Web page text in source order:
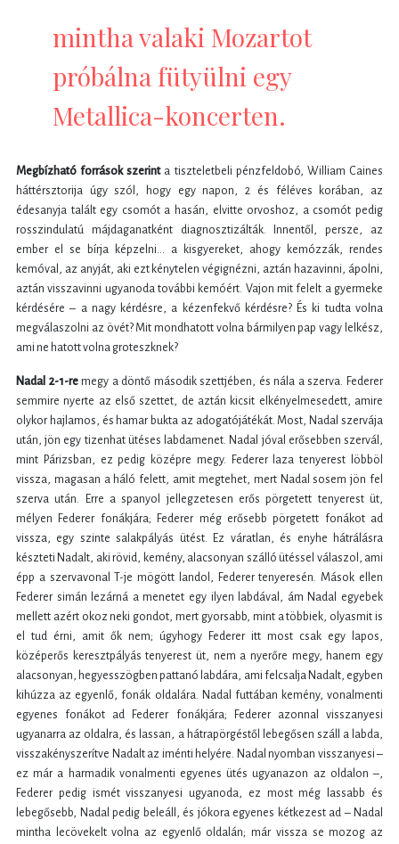
mintha valaki Mozartot
próbálna fütyülni egy
Metallica-koncerten.
Megbízható források szerint a tiszteletbeli pénzfeldobó, William Caines
háttérsztorija úgy szól, hogy egy napon, 2 és féléves korában, az
édesanyja talált egy csomót a hasán, elvitte orvoshoz, a csomót pedig
rosszindulatú májdaganatként diagnosztizálták. Innentől, persze, az
ember el se bírja képzelni… a kisgyereket, ahogy kemózzák, rendes
kemóval, az anyját, aki ezt kénytelen végignézni, aztán hazavinni, ápolni,
aztán visszavinni ugyanoda további kemóért. Vajon mit felelt a gyermeke
kérdésére – a nagy kérdésre, a kézenfekvő kérdésre? És ki tudta volna
megválaszolni az övét? Mit mondhatott volna bármilyen pap vagy lelkész,
ami ne hatott volna groteszknek?
Nadal 2-1-remegy a döntő második szettjében, és nála a szerva. Federer
semmire nyerte az első szettet, de aztán kicsit elkényelmesedett, amire
olykor hajlamos, és hamar bukta az adogatójátékát. Most, Nadal szervája
után, jön egy tizenhat ütéses labdamenet. Nadal jóval erősebben szervál,
mint Párizsban, ez pedig középre megy. Federer laza tenyerest löbböl
vissza, magasan a háló felett, amit megtehet, mert Nadal sosem jön fel
szerva után. Erre a spanyol jellegzetesen erős pörgetett tenyerest üt,
mélyen Federer fonákjára; Federer még erősebb pörgetett fonákot ad
vissza, egy szinte salakpályás ütést. Ez váratlan, és enyhe hátrálásra
készteti Nadalt, aki rövid, kemény, alacsonyan szálló ütéssel válaszol, ami
épp a szervavonal T-je mögött landol, Federer tenyeresén. Mások ellen
Federer simán lezárná a menetet egy ilyen labdával, ám Nadal egyebek
mellett azért okoz neki gondot, mert gyorsabb, mint a többiek, olyasmit is
el tud érni, amit ők nem; úgyhogy Federer itt most csak egy lapos,
középerős keresztpályás tenyerest üt, nem a nyerőre megy, hanem egy
alacsonyan, hegyesszögben pattanó labdára, ami felcsalja Nadalt, egyben
kihúzza az egyenlő, fonák oldalára. Nadal futtában kemény, vonalmenti
egyenes fonákot ad Federer fonákjára; Federer azonnal visszanyesi
ugyanarra az oldalra, és lassan, a hátrapörgéstől lebegősen száll a labda,
visszakényszerítve Nadalt az iménti helyére. Nadal nyomban visszanyesi –
ez már a harmadik vonalmenti egyenes ütés ugyanazon az oldalon –,
Federer pedig ismét visszanyesi ugyanoda, ez most még lassabb és
lebegősebb, Nadal pedig beleáll, és jókora egyenes kétkezest ad – Nadal
mintha lecövekelt volna az egyenlő oldalán; már vissza se mozog az